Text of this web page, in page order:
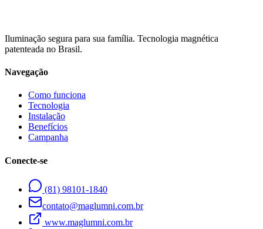
Iluminação segura para sua família. Tecnologia magnética
patenteada no Brasil.
Navegação
Como funciona
Tecnologia
Instalação
Benefícios
Campanha
Conecte-se
(81) 98101-1840
contato@maglumni.com.br
www.maglumni.com.br